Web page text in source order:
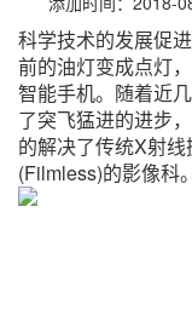
科学技术的发展促
前的油灯变成点灯
智能手机。随着近
了突飞猛进的进步
的解决了传统X射
(Filmless)的影像科。